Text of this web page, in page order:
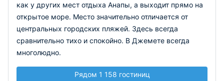
как у других мест отдыха Анапы, а выходит прямо на
открытое море. Место значительно отличается от
центральных городских пляжей. Здесь всегда
сравнительно тихо и спокойно. В Джемете всегда
многолюдно.
Рядом 1 158 гостиниц